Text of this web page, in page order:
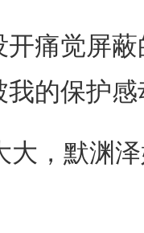
觉屏蔽
的保护
，默渊泽